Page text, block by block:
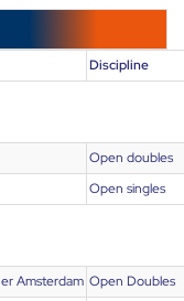
Discipline
Open doubles
Open singles
Amsterdam Open Doubles